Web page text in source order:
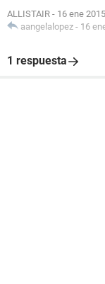
ALLISTAIR - 16 ene
aangelalopez - 16
1 respuesta